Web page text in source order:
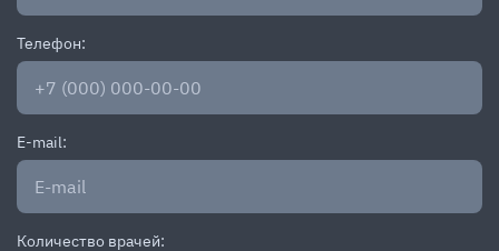
Телефон:
E-mail:
Количество врачей: